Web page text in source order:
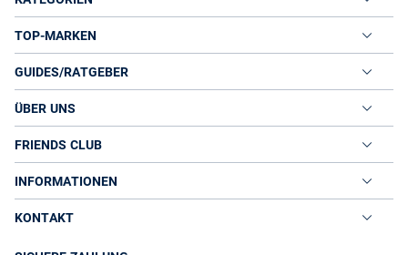
TOP-MARKEN
GUIDES/RATGEBER
ÜBER UNS
FRIENDS CLUB
INFORMATIONEN
KONTAKT